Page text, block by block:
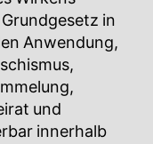
in
Anwendung,
und
innerhalb